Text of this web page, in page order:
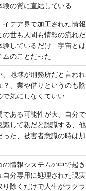
の質に直結している
デア界で加工された情報
の世も人間も情報の流れだ
験しているだけ、宇宙とは
ムのことだった
地球が刑務所だと言われ
？、業や借りというのも陰
で気にしなくていい
である可能性が大、自分で
識して親だと認識する、他
った、被害者意識の時は加
情報システムの中で起き
自分専用に処理された現実
除くだけで人生がラクラ